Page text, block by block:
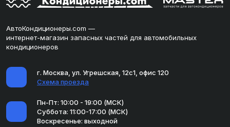
АвтоКондиционеры.com —
интернет-магазин запасных частей для автомобильных
кондиционеров
г. Москва, ул. Угрешская, 12с1, офис 120
Схема проезда
Пн-Пт: 10:00 - 19:00 (МСК)
Суббота: 11:00-17:00 (МСК)
Воскресенье: выходной